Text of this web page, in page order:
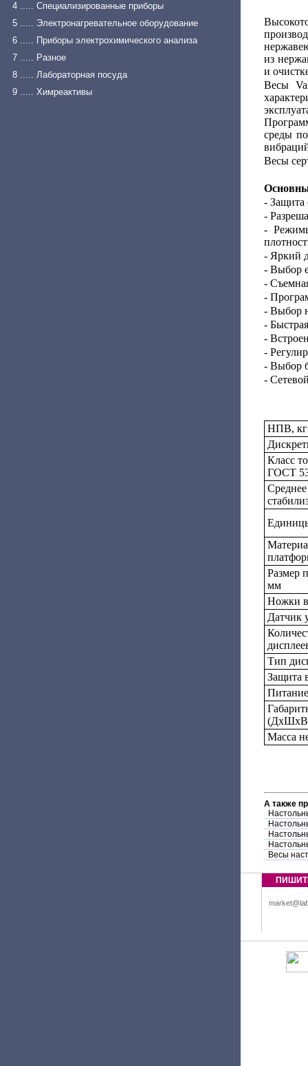
4 ..... Специализированные приборы
5 ..... Электронагревательное оборудование
6 ..... Приборы электрохимического анализа
7 ..... Разное
8 ..... Лабораторная посуда
9 ..... Химреактивы
из
и
Весы
среды
Весы
- Защита
-
-
- Яркий
- Выбор
-
-
- Выбор
-
-
-
- Выбор
-
НПВ, кг
Класс
ГОСТ
Размер
мм
Ножки
Датчик
Тип
Защита
Питание
Масса
А также
Весы